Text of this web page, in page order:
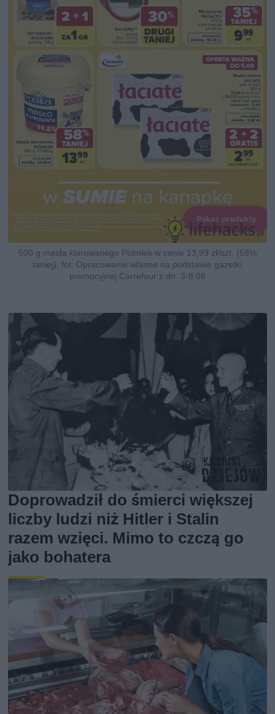
500 g masła klarowanego Polmlek w cenie 13,99 zł/szt. (58%
taniej), fot. Opracowanie własne na podstawie gazetki
promocyjnej Carrefour z dn. 3-8.08
Doprowadził do śmierci większej
liczby ludzi niż Hitler i Stalin
razem wzięci. Mimo to czczą go
jako bohatera